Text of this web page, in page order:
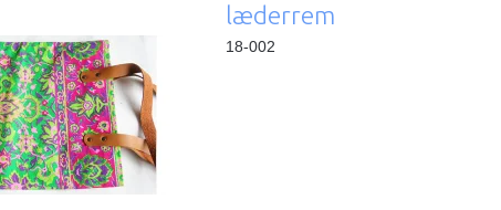
læderrem
18-002